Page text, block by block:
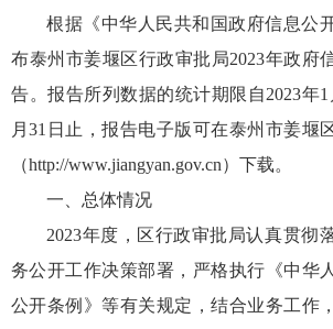
根据《中华人民共和国政府信息公
布泰州市姜堰区行政审批局2023年政府
告。报告所列数据的统计期限自2023年1
月31日止，报告电子版可在泰州市姜堰
（http://www.jiangyan.gov.cn）下载。
一、总体情况
2023年度，区行政审批局认真贯彻
务公开工作决策部署，严格执行《中华
公开条例》等有关规定，结合业务工作